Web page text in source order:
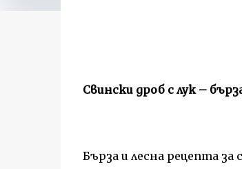
Свински дроб с лук –
Бърза и лесна рецепта